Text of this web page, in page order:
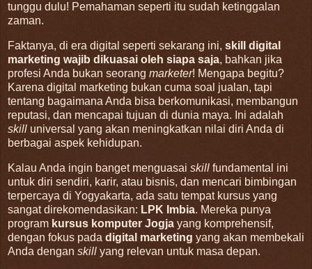
tunggu dulu! Pemahaman seperti itu sudah ketinggalan
zaman.
Faktanya, di era digital seperti sekarang ini, skill digital
marketing wajib dikuasai oleh siapa saja, bahkan jika
profesi Anda bukan seorang marketer! Mengapa begitu?
Karena digital marketing bukan cuma soal jualan, tapi
tentang bagaimana Anda bisa berkomunikasi, membangun
reputasi, dan mencapai tujuan di dunia maya. Ini adalah
skill universal yang akan meningkatkan nilai diri Anda di
berbagai aspek kehidupan.
Kalau Anda ingin banget menguasai skill fundamental ini
untuk diri sendiri, karir, atau bisnis, dan mencari bimbingan
terpercaya di Yogyakarta, ada satu tempat kursus yang
sangat direkomendasikan: LPK Imbia. Mereka punya
program kursus komputer Jogja yang komprehensif,
dengan fokus pada digital marketing yang akan membekali
Anda dengan skill yang relevan untuk masa depan.